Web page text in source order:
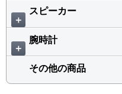
＋
スピーカー
＋
腕時計
その他の商品